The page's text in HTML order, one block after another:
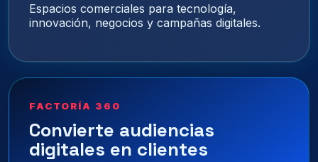
Espacios comerciales para tecnología,
innovación, negocios y campañas digitales.
FACTORÍA 360
Convierte audiencias
digitales en clientes